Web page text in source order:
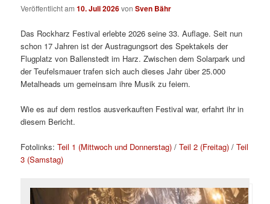
Veröffentlicht am10. Juli 2026vonSven Bähr
Das Rockharz Festival erlebte 2026 seine 33. Auflage. Seit nun
schon 17 Jahren ist der Austragungsort des Spektakels der
Flugplatz von Ballenstedt im Harz. Zwischen dem Solarpark und
der Teufelsmauer trafen sich auch dieses Jahr über 25.000
Metalheads um gemeinsam ihre Musik zu feiern.
Wie es auf dem restlos ausverkauften Festival war, erfahrt ihr in
diesem Bericht.
Fotolinks:Teil 1 (Mittwoch und Donnerstag) /Teil 2 (Freitag) /Teil
3 (Samstag)